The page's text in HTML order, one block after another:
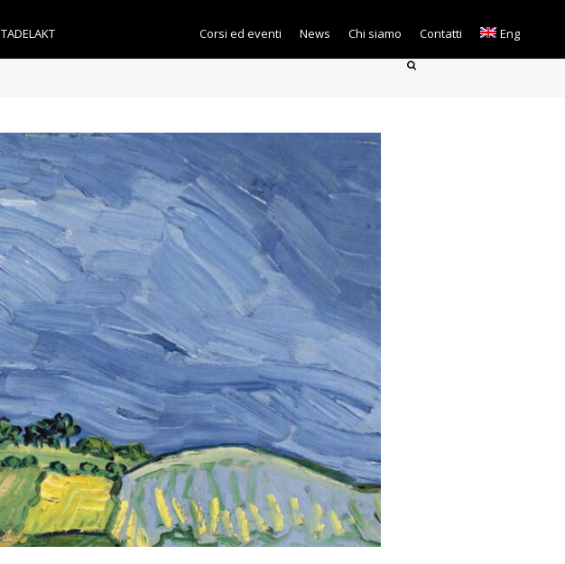
TADELAKT Corsi ed eventi News Chi siamo Contatti Eng